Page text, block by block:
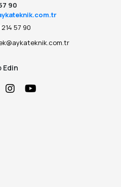
90
214 57 90
Edin